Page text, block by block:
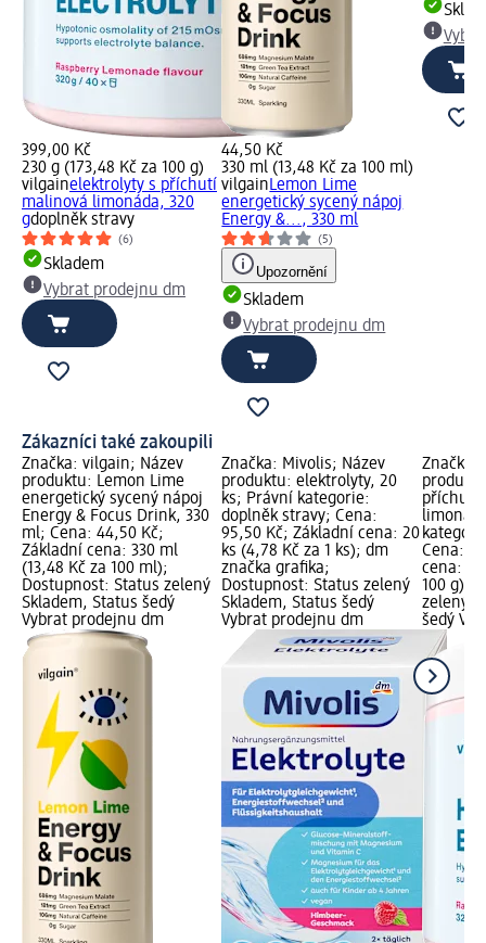
399,00 Kč
230 g (173,48 Kč za 100 g)
vilgainelektrolyty s příchutí
malinová limonáda, 320
gdoplněk stravy
(6)
Skladem
Vybrat prodejnu dm
44,50 Kč
330 ml (13,48 Kč za 100 ml)
vilgainLemon Lime
energetický sycený nápoj
Energy &..., 330 ml
(5)
Upozornění
Skladem
Vybrat prodejnu dm
Zákazníci také zakoupili
Značka: vilgain; Název
produktu: Lemon Lime
energetický sycený nápoj
Energy & Focus Drink, 330
ml; Cena: 44,50 Kč;
Základní cena: 330 ml
(13,48 Kč za 100 ml);
Dostupnost: Status zelený
Skladem, Status šedý
Vybrat prodejnu dm
Značka: Mivolis; Název
produktu: elektrolyty, 20
ks; Právní kategorie:
doplněk stravy; Cena:
95,50 Kč; Základní cena: 20
ks (4,78 Kč za 1 ks); dm
značka grafika;
Dostupnost: Status zelený
Skladem, Status šedý
Vybrat prodejnu dm
Značka:
příchutí
Cena:
cena:
100 g);
zelený
šedý